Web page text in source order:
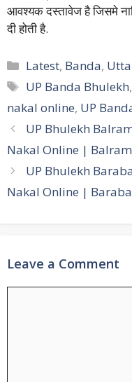
आवश्यक दस्तावेज है जिसमे
दी होती है.
Categories
Latest, Banda,
Tags
UP Banda Bhulekh,
nakal online, UP
Post
navigation
UP Bhulekh
Nakal Online |
UP Bhulekh
Nakal Online |
Leave a Comment